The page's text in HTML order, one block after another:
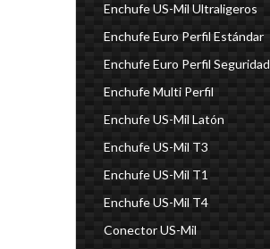
Enchufe US-Mil Ultraligeros
Enchufe Euro Perfil Estándar
Enchufe Euro Perfil Seguridad
Enchufe Multi Perfil
Enchufe US-Mil Latón
Enchufe US-Mil T3
Enchufe US-Mil T1
Enchufe US-Mil T4
Conector US-Mil